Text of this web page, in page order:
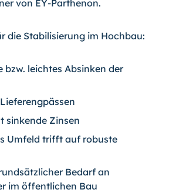
von EY-Parthenon.
die Stabilisierung im Hochbau:
bzw. leichtes Absinken der
sinkende Zinsen
Umfeld trifft auf robuste
Bedarf an
im öffentlichen Bau